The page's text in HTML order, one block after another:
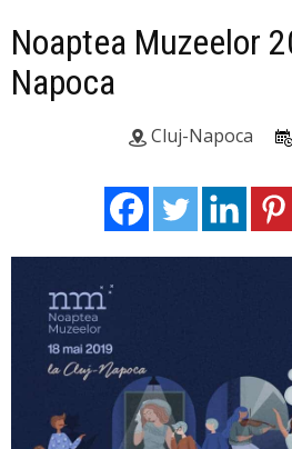
Noaptea Muzeelor
Napoca
Cluj-Napoca